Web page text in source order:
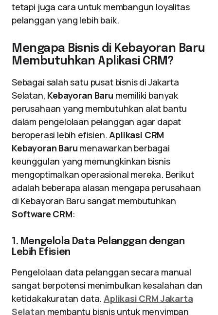
tetapi juga cara untuk membangun loyalitas
pelanggan yang lebih baik.
Mengapa Bisnis di Kebayoran Baru
Membutuhkan Aplikasi CRM?
Sebagai salah satu pusat bisnis di Jakarta
Selatan, Kebayoran Baru memiliki banyak
perusahaan yang membutuhkan alat bantu
dalam pengelolaan pelanggan agar dapat
beroperasi lebih efisien.Aplikasi CRM
Kebayoran Baru menawarkan berbagai
keunggulan yang memungkinkan bisnis
mengoptimalkan operasional mereka. Berikut
adalah beberapa alasan mengapa perusahaan
di Kebayoran Baru sangat membutuhkan
Software CRM:
1. Mengelola Data Pelanggan dengan
Lebih Efisien
Pengelolaan data pelanggan secara manual
sangat berpotensi menimbulkan kesalahan dan
ketidakakuratan data. Aplikasi CRM Jakarta
Selatan membantu bisnis untuk menyimpan